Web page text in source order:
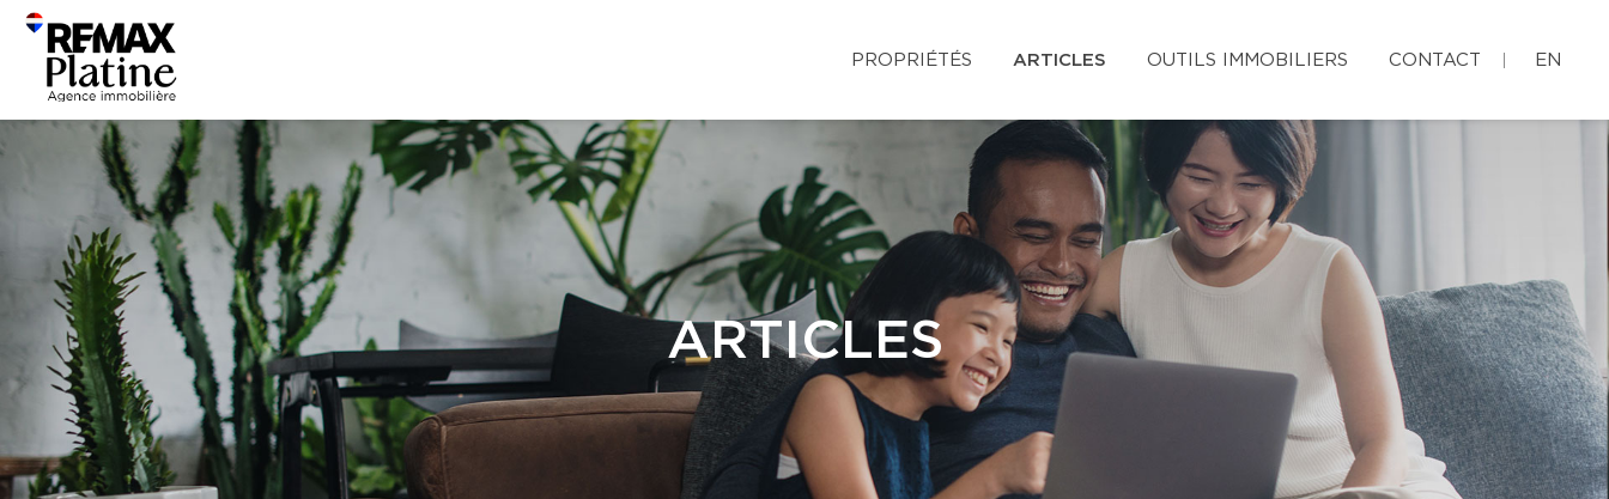
PROPRIÉTÉS ARTICLES OUTILS IMMOBILIERS CONTACT EN
ARTICLES